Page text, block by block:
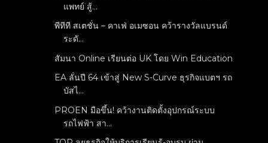
แพทย์ สู้...
พีทีที สเตชั่น – คาเฟ่ อเมซอน คว้ารางวัลแบรนด์
ระดั...
สัมนา Online เรียนต่อ UK โดย Win Education
EA ลั่นปี 64 เข้าสู่ New S-Curve ธุรกิจแบตฯ รถ
บัสไ...
PROEN มือขึ้น! คว้างานติดตั้งอุปกรณ์ระบบ
รถไฟฟ้า สา...